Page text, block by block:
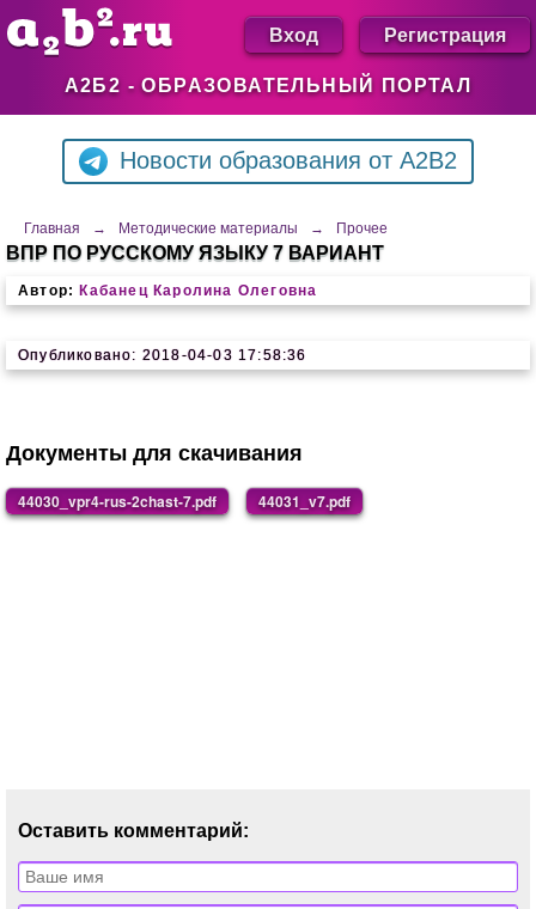
А2Б2 - ОБРАЗОВАТЕЛЬНЫЙ ПОРТАЛ
Вход Регистрация
Новости образования от A2B2
Главная → Методические материалы → Прочее
ВПР ПО РУССКОМУ ЯЗЫКУ 7 ВАРИАНТ
Автор: Кабанец Каролина Олеговна
Опубликовано: 2018-04-03 17:58:36
Документы для скачивания
44030_vpr4-rus-2chast-7.pdf 44031_v7.pdf
Оставить комментарий: